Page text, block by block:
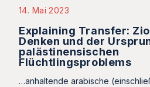
14. Mai 2023
Explaining Transfer:
Denken und der
palästinensischen
Flüchtlingsproblems
…anhaltende arabische